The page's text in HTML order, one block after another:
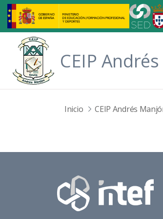
Saut au contenu principal
CEIP
Inicio CEIP Andrés